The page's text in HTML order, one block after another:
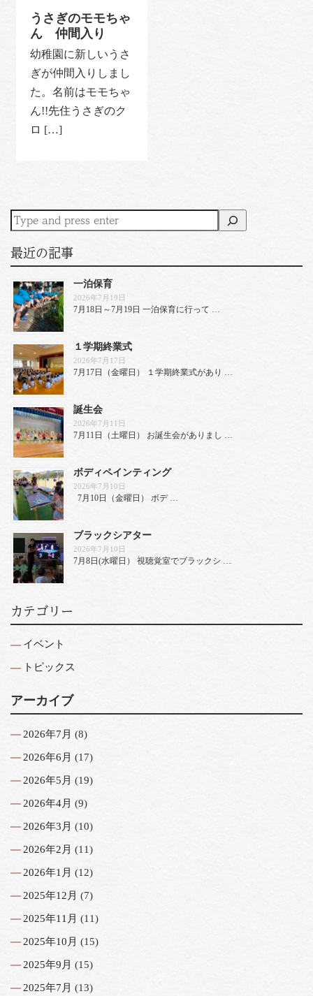
うさぎのモモちゃ
ん 仲間入り
幼稚園に新しいうさ
ぎが仲間入りしまし
た。名前はモモちゃ
ん!!先住うさぎのク
ロ […]
最近の記事
一泊保育
2026年7月19日
7月18日～7月19日 一泊保育に行って …
１学期終業式
2026年7月17日
7月17日（金曜日） １学期終業式があり …
誕生会
2026年7月11日
7月11日（土曜日） お誕生会がありまし …
ボディペインティング
2026年7月10日
7月10日（金曜日） ボデ …
ブラックシアター
2026年7月10日
7月8日(水曜日） 視聴覚室でブラックシ …
カテゴリー
イベント
トピックス
アーカイブ
2026年7月 (8)
2026年6月 (17)
2026年5月 (19)
2026年4月 (9)
2026年3月 (10)
2026年2月 (11)
2026年1月 (12)
2025年12月 (7)
2025年11月 (11)
2025年10月 (15)
2025年9月 (15)
2025年7月 (13)